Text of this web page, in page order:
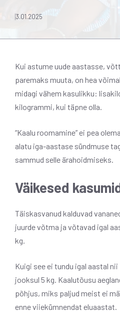
3.01.2025
Kui astume uude aastasse,
paremaks muuta, on hea
midagi vähem kasulikku:
kilogrammi, kui täpne olla.
“Kaalu roomamine” ei pea
alatu iga-aastase sündmuse
sammud selle ärahoidmiseks.
Väikesed
Täiskasvanud kalduvad
juurde võtma ja võtavad igal
kg.
Kuigi see ei tundu igal aastal
jooksul 5 kg. Kaalutõusu
põhjus, miks paljud meist ei
enne viiekümnendat eluaastat.